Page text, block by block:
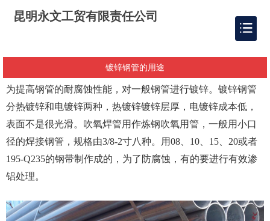
昆明永文工贸有限责任公司
镀锌钢管的用途
为提高钢管的耐腐蚀性能，对一般钢管进行镀锌。镀锌钢管
分热镀锌和电镀锌两种，热镀锌镀锌层厚，电镀锌成本低，
表面不是很光滑。吹氧焊管用作炼钢吹氧用管，一般用小口
径的焊接钢管，规格由3/8-2寸八种。用08、10、15、20或者
195-Q235的钢带制作成的，为了防腐蚀，有的要进行有效渗
铝处理。